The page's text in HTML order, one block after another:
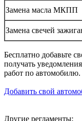
Замена масла МКПП
Замена свечей
Бесплатно добавьте
получать
работ по автомобилю.
Добавить свой
Другие регламенты: